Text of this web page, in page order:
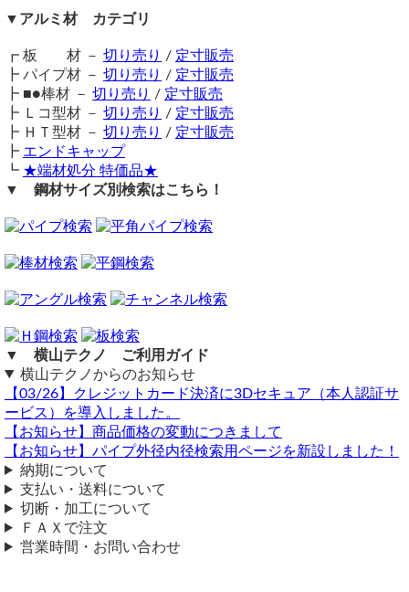
購入材料価格は希望切断寸法重量による価格となります。
注意事項
在庫不足の場合は取り寄せとなるため納期に＋数日を要しま
す。
送料（養生梱包費含む）は数量に応じて別途掛かります。
工業用鋼材となりますので、材料の移動・切断・加工・配送
に伴う擦り傷や汚れ・歪み等が発生します事をご了承くださ
い。
商品の返品・交換はお受けできません。
購入方法
商品購入は自動計算フォームに必要寸法・数量等を入力し、
試算結果を確認後、買い物カートに追加して注文フォームへ
ご注文メール返信にて送料・振込先等をご連絡いたします。
う品の場合は、メールフォーム（見積依頼・注文依頼）より
お問い合わせください。
⇒ 樹脂キャップ 長角パイプ用（内栓タイプ） エンドキャ
ップ
⇒ アルミ板(A5052) シルバーアルマイト板 切り売り
アルミ平角 見積もり
アルミ平角パイプ
40×30×2.0 2300㎜
送料込み（最安）の見積もりお願いします。
アルミ 平角パイプ(長方形) アルマイト処理
数量：2 8,860円
小計：8,860円
梱包・送料（5,400円）セイノースーパーエクスプレス便40K（営業
所止め）
【合計金額：14,260円】税込 総重量：3.286kg
※送料は最安ということでしたので営業所止めで計算しています。
※自宅住所へ配達の場合は7,200円（佐川ラージ便）となります。
佐川ラージ便は、配達先市町村によっては中継料が加算される場
合があります。
アルミ平角材見積
（ 2023/12/06 ）
アルミ平角パイプ100×30×2.5 L1600 ブロンズ 1本
送料込みでお見積り至急お願い致します。
100×30×2.5はシルバーのみとなります。
▼アルミ材 カテゴリ
┏ 板 材 － 切り売り / 定寸販売
┣ パイプ材 － 切り売り / 定寸販売
┣ ■●棒材 － 切り売り / 定寸販売
┣ Ｌコ型材 － 切り売り / 定寸販売
┣ ＨＴ型材 － 切り売り / 定寸販売
┣ エンドキャップ
┗ ★端材処分 特価品★
▼ 鋼材サイズ別検索はこちら！
▼ 横山テクノ ご利用ガイド
横山テクノからのお知らせ
【03/26】クレジットカード決済に3Dセキュア（本人認証サ
ービス）を導入しました。
【お知らせ】商品価格の変動につきまして
【お知らせ】パイプ外径内径検索用ページを新設しました！
納期について
支払い・送料について
切断・加工について
ＦＡＸで注文
営業時間・お問い合わせ